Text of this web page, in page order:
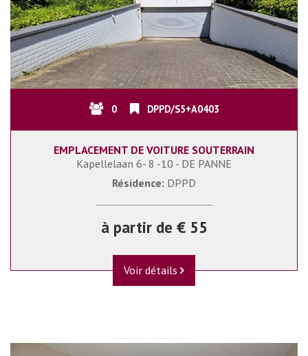
0 DPPD/S5+A0403
EMPLACEMENT DE VOITURE SOUTERRAIN
Kapellelaan 6- 8 -10 - DE PANNE
Résidence: DPPD
à partir de € 55
Voir détails